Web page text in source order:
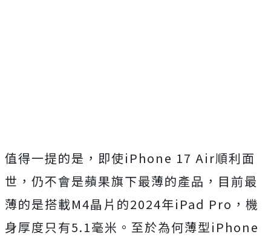
值得一提的是，即使iPhone 17 Air順利面
世，仍不會是蘋果旗下最薄的產品，目前最
薄的是搭載M4晶片的2024年iPad Pro，機
身厚度只有5.1毫米。至於為何薄型iPhone